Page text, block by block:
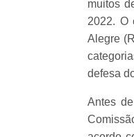
muitos
2022. O
Alegre
defesa
Antes